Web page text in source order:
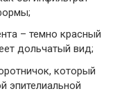
– темно красный
дольчатый вид;
который
эпителиальной